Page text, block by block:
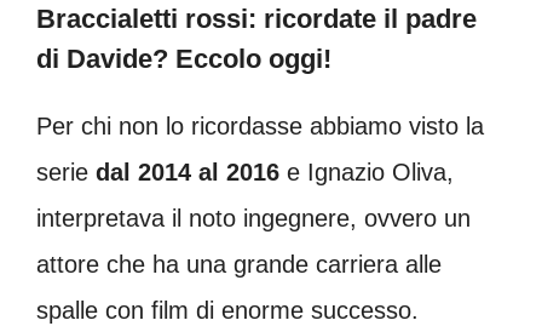
Braccialetti rossi: ricordate il padre
di Davide? Eccolo oggi!
Per chi non lo ricordasse abbiamo visto la
serie dal 2014 al 2016 e Ignazio Oliva,
interpretava il noto ingegnere, ovvero un
attore che ha una grande carriera alle
spalle con film di enorme successo.